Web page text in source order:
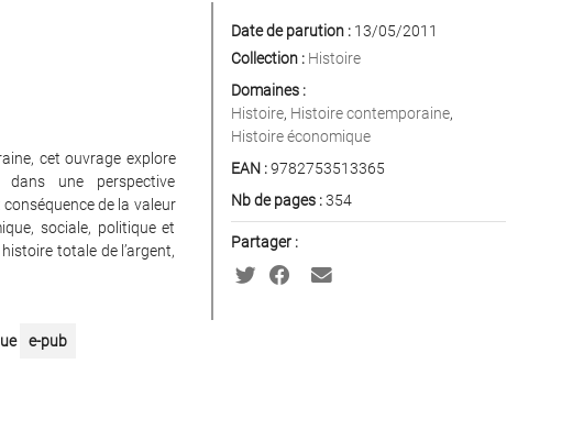
cet ouvrage explore
dans une perspective
conséquence de la valeur
sociale, politique et
totale de l’argent,
e-pub
Date de parution :13/05/2011
Collection : Histoire
Domaines :
Histoire, Histoire contemporaine,
Histoire économique
EAN :9782753513365
Nb de pages :354
Partager :